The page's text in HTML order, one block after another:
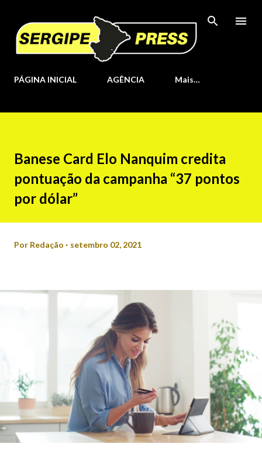
Pular para o conteúdo principal
PÁGINA INICIAL AGÊNCIA Mais…
Banese Card Elo Nanquim credita
pontuação da campanha “37 pontos
por dólar”
Por Redação setembro 02, 2021